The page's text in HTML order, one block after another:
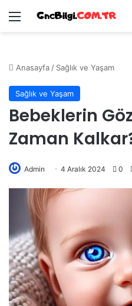
Menü
Anasayfa / Sağlık ve Yaşam
Sağlık ve Yaşam
Bebeklerin
Zaman
Admin 4 Aralık 2024 0